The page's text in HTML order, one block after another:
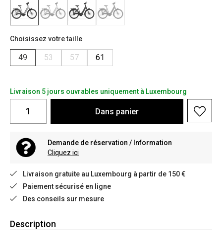
Choisissez votre taille
49 53 57 61
Livraison 5 jours ouvrables uniquement à Luxembourg
Dans panier
Demande de réservation / Information
Cliquez ici
Livraison gratuite au Luxembourg à partir de 150 €
Paiement sécurisé en ligne
Des conseils sur mesure
Description